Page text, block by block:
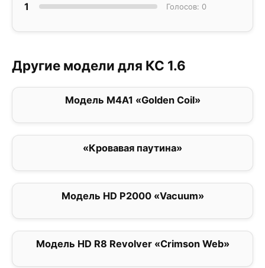
1 Голосов: 0
Другие модели для КС 1.6
Модель M4A1 «Golden Coil»
«Кровавая паутина»
Модель HD P2000 «Vacuum»
Модель HD R8 Revolver «Crimson Web»